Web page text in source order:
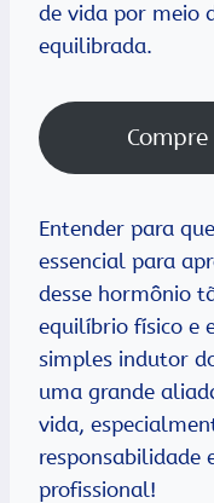
de vida por meio
equilibrada.
Entender para
essencial para
desse hormônio
equilíbrio físico e
simples indutor
uma grande
vida,
responsabilidade
profissional!